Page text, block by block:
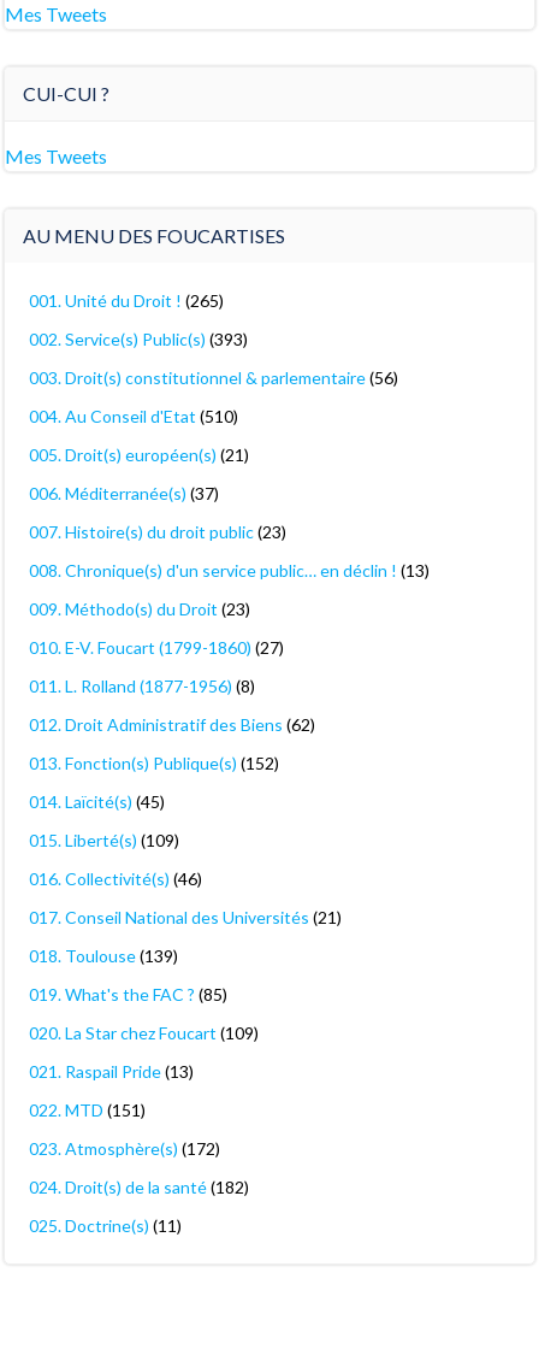
Mes Tweets
CUI-CUI ?
Mes Tweets
AU MENU DES FOUCARTISES
001. Unité du Droit ! (265)
002. Service(s) Public(s) (393)
003. Droit(s) constitutionnel & parlementaire(56)
004. Au Conseil d'Etat (510)
005. Droit(s) européen(s) (21)
006. Méditerranée(s) (37)
007. Histoire(s) du droit public(23)
008. Chronique(s) d'un service public… en déclin ! (13)
009. Méthodo(s) du Droit (23)
010. E-V. Foucart (1799-1860) (27)
011. L. Rolland (1877-1956) (8)
012. Droit Administratif des Biens (62)
013. Fonction(s) Publique(s) (152)
014. Laïcité(s) (45)
015. Liberté(s) (109)
016. Collectivité(s) (46)
017. Conseil National des Universités (21)
018. Toulouse(139)
019. What's the FAC ? (85)
020. La Star chez Foucart (109)
021. Raspail Pride(13)
022. MTD (151)
023. Atmosphère(s) (172)
024. Droit(s) de la santé(182)
025. Doctrine(s) (11)